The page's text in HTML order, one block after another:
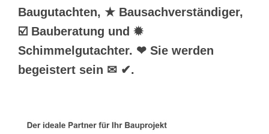
Baugutachten, ★ Bausachverständiger,
☑️ Bauberatung und ✹
Schimmelgutachter. ❤ Sie werden
begeistert sein ✉ ✔.